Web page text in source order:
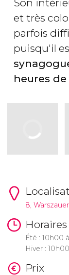
Son
et très
parfois
puisqu'il
heures
8,
Horaires
Été : 10h00
Hiver :
Prix